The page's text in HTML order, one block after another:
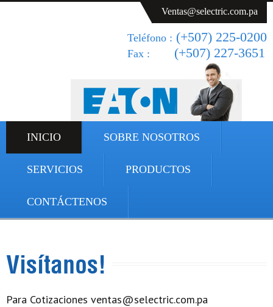
Ventas@selectric.com.pa
Teléfono : (+507) 225-0200
Fax : (+507) 227-3651
INICIO SOBRE NOSOTROS
SERVICIOS PRODUCTOS
CONTÁCTENOS
Visítanos!
Para Cotizaciones ventas@selectric.com.pa